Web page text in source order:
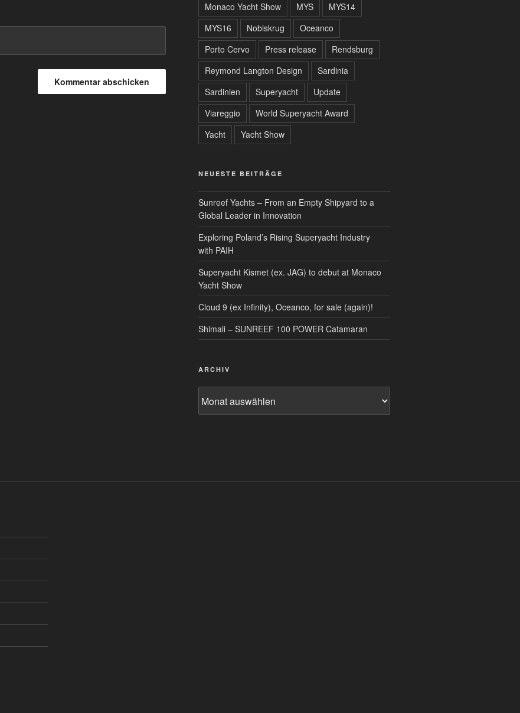
Monaco Yacht Show
MYS
MYS14
MYS16
Nobiskrug
Oceanco
Porto Cervo
Press release
Rendsburg
Reymond Langton Design
Sardinia
Sardinien
Superyacht
Update
Viareggio
World Superyacht Award
Yacht
Yacht Show
NEUESTE BEITRÄGE
Sunreef Yachts – From an Empty Shipyard to a
Global Leader in Innovation
Exploring Poland’s Rising Superyacht Industry
with PAIH
Superyacht Kismet (ex. JAG) to debut at Monaco
Yacht Show
Cloud 9 (ex Infinity), Oceanco, for sale (again)!
Shimali – SUNREEF 100 POWER Catamaran
ARCHIV